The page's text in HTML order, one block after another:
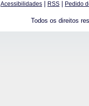
Acessibilidades RSS Pedido
Todos os direitos